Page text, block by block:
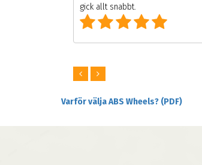
gick allt snabbt.
Varför välja ABS Wheels? (PDF)